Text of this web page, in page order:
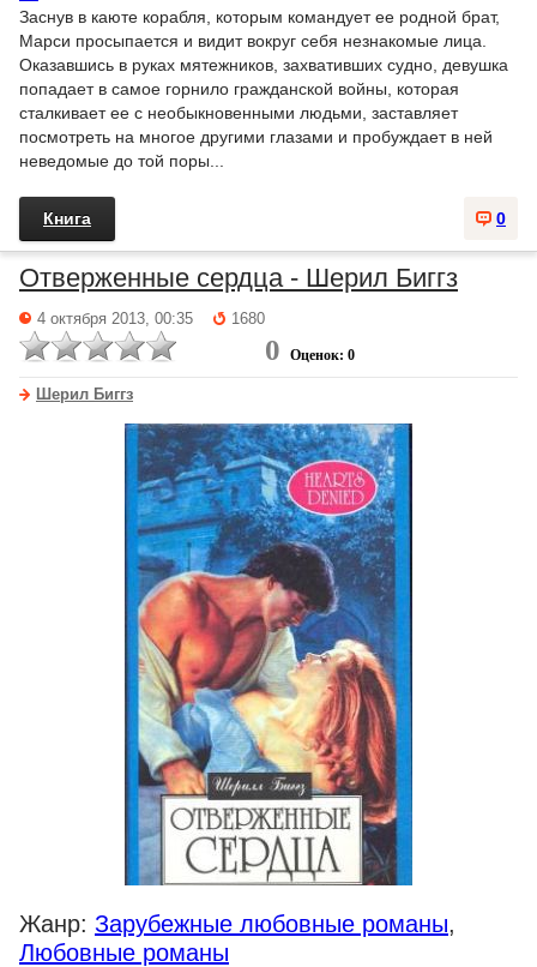
Заснув в каюте корабля, которым командует ее родной брат,
Марси просыпается и видит вокруг себя незнакомые лица.
Оказавшись в руках мятежников, захвативших судно, девушка
попадает в самое горнило гражданской войны, которая
сталкивает ее с необыкновенными людьми, заставляет
посмотреть на многое другими глазами и пробуждает в ней
неведомые до той поры...
0
Книга
Отверженные сердца - Шерил Биггз
4 октября 2013, 00:35 1680
0 Оценок: 0
Шерил Биггз
Жанр: Зарубежные любовные романы,
Любовные романы